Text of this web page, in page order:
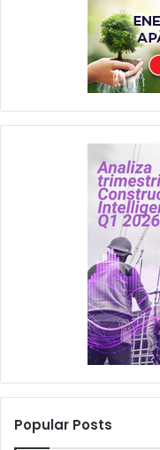
Popular Posts